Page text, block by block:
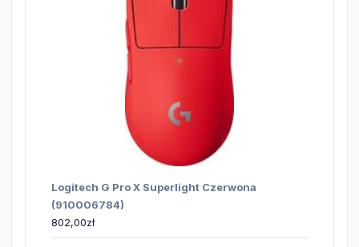
Logitech G Pro X Superlight Czerwona
(910006784)
802,00zł